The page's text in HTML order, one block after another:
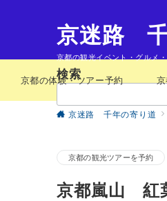
京迷路
京都の観光イベント・グルメ
検索
索：
京都の体験・ツアー予約
京迷路 千年の寄り道
京都の観光ツアーを予約
京都嵐山 紅